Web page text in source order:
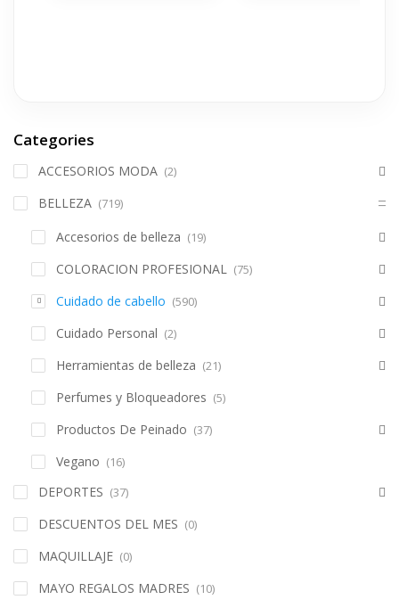
Categories
ACCESORIOS MODA (2)
BELLEZA (719)
Accesorios de belleza (19)
COLORACION PROFESIONAL (75)
Cuidado de cabello (590)
Cuidado Personal (2)
Herramientas de belleza (21)
Perfumes y Bloqueadores (5)
Productos De Peinado (37)
Vegano (16)
DEPORTES (37)
DESCUENTOS DEL MES (0)
MAQUILLAJE (0)
MAYO REGALOS MADRES (10)